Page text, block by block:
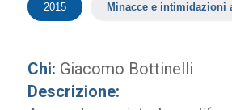
2015 Minacce e intimidazioni
Chi: Giacomo Bottinelli
Descrizione: